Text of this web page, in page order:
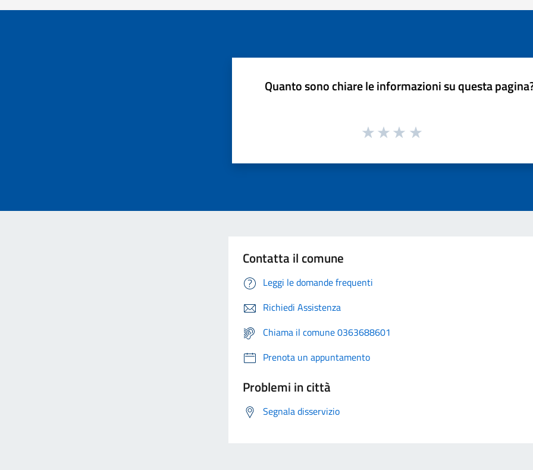
Quanto sono chiare le informazioni su questa
Contatta il comune
Leggi le domande frequenti
Richiedi Assistenza
Chiama il comune 0363688601
Prenota un appuntamento
Problemi in città
Segnala disservizio